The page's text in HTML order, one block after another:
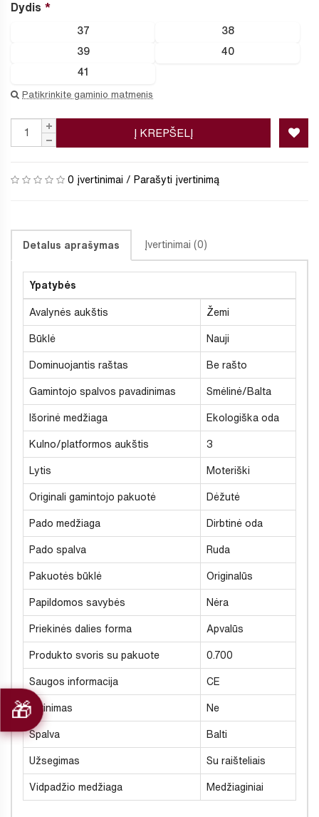
Dydis
37 38
39 40
41
Patikrinkite gaminio matmenis
Į KREPŠELĮ
0 įvertinimai / Parašyti įvertinimą
Detalus aprašymas Įvertinimai (0)
Ypatybės
Avalynės aukštis Žemi
Būklė Nauji
Dominuojantis raštas Be rašto
Gamintojo spalvos pavadinimas Smėlinė/Balta
Išorinė medžiaga Ekologiška oda
Kulno/platformos aukštis 3
Lytis Moteriški
Originali gamintojo pakuotė Dėžutė
Pado medžiaga Dirbtinė oda
Pado spalva Ruda
Pakuotės būklė Originalūs
Papildomos savybės Nėra
Priekinės dalies forma Apvalūs
Produkto svoris su pakuote 0.700
Saugos informacija CE
Šiltinimas Ne
Spalva Balti
Užsegimas Su raišteliais
Vidpadžio medžiaga Medžiaginiai